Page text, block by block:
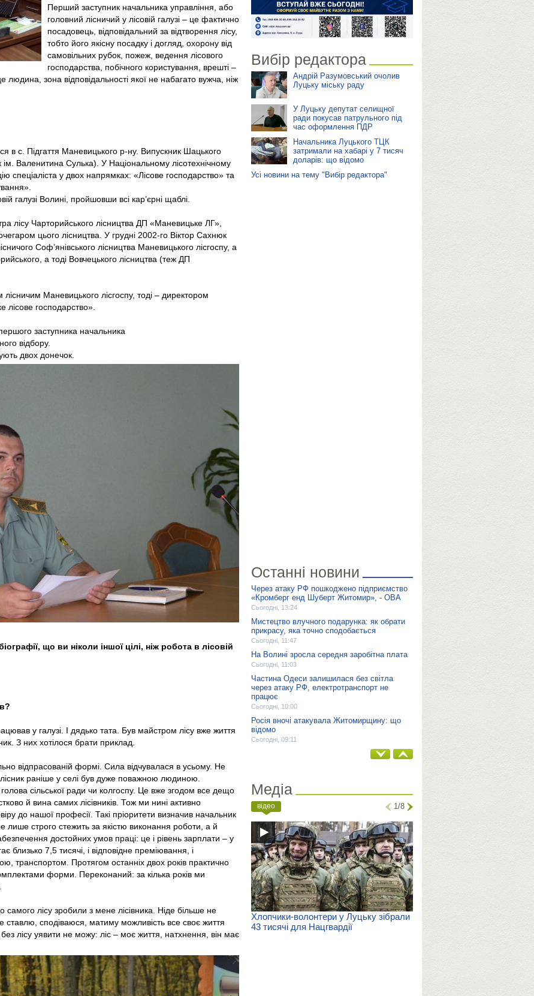
Перший заступник начальника управління, або
головний лісничий у лісовій галузі – це фактично
посадовець, відповідальний за відтворення лісу,
тобто його якісну посадку і догляд, охорону від
самовільних рубок, пожеж, ведення лісового
господарства, побічного користування, врешті –
людина, зона відповідальності якої не набагато вужча, ніж
в с. Підгаття Маневицького р-ну. Випускник Шацького
ім. Валенитина Сулька). У Національному лісотехнічному
спеціаліста у двох напрямках: «Лісове господарство» та
галузі Волині, пройшовши всі кар’єрні щаблі.
лісу Чарторийського лісництва ДП «Маневицьке ЛГ»,
цього лісництва. У грудні 2002-го Віктор Сахнюк
Соф’янівського лісництва Маневицького лісгоспу, а
а тоді Вовчецького лісництва (теж ДП
Маневицького лісгоспу, тоді – директором
лісове господарство».
заступника начальника
відбору.
двох донечок.
що ви ніколи іншої цілі, ніж робота в лісовій
у галузі. І дядько тата. Був майстром лісу вже життя
З них хотілося брати приклад.
відпрасованій формі. Сила відчувалася в усьому. Не
раніше у селі був дуже поважною людиною.
сільської ради чи колгоспу. Це вже згодом все дещо
й вина самих лісівників. Тож ми нині активно
до нашої професії. Такі пріоритети визначив начальник
лише строго стежить за якістю виконання роботи, а й
достойних умов праці: це і рівень зарплати – у
близько 7,5 тисячі, і відповідне преміювання, і
транспортом. Протягом останніх двох років практично
форми. Переконаний: за кілька років ми
самого лісу зробили з мене лісівника. Ніде більше не
ставлю, сподіваюся, матиму можливість все своє життя
без лісу уявити не можу: ліс – моє життя, натхнення, він має
Вибір редактора
Андрій Разумовський очолив
Луцьку міську раду
У Луцьку депутат селищної
ради покусав патрульного під
час оформлення ПДР
Начальника Луцького ТЦК
затримали на хабарі у 7 тисяч
доларів: що відомо
Усі новини на тему "Вибір редактора"
Останні новини
Через атаку РФ пошкоджено підприємство
«Кромберг енд Шуберт Житомир», - ОВА
Сьогодні, 13:24
Мистецтво влучного подарунка: як обрати
прикрасу, яка точно сподобається
Сьогодні, 11:47
На Волині зросла середня заробітна плата
Сьогодні, 11:03
Частина Одеси залишилася без світла
через атаку РФ, електротранспорт не
працює
Сьогодні, 10:00
Росія вночі атакувала Житомирщину: що
відомо
Сьогодні, 09:11
Медіа
відео 1/8
Хлопчики-волонтери у Луцьку зібрали
43 тисячі для Нацгвардії